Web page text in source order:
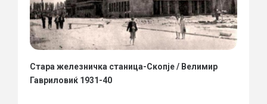
Стара железничка станица-Скопје / Велимир
Гавриловиќ 1931-40